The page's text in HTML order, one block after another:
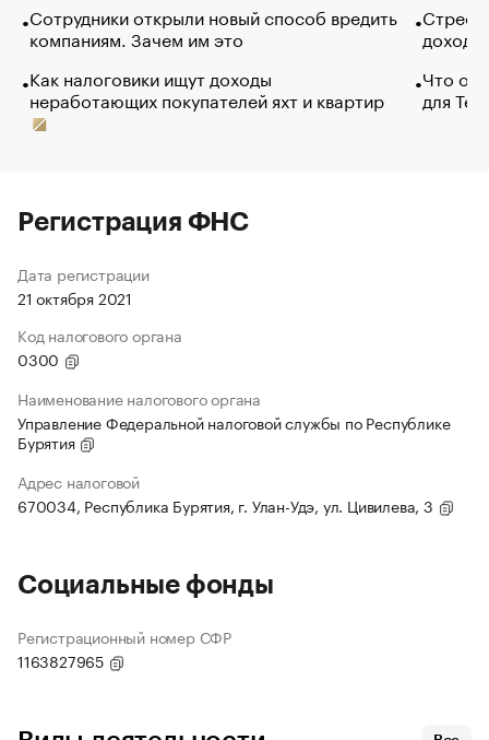
Сотрудники открыли новый способ вредить
компаниям. Зачем им это
Как налоговики ищут доходы
неработающих покупателей яхт и квартир
Что
для
Регистрация ФНС
Дата регистрации
21 октября 2021
Код налогового органа
0300
Наименование налогового органа
Управление Федеральной налоговой службы по Республике
Бурятия
Адрес налоговой
670034, Республика Бурятия, г. Улан-Удэ, ул. Цивилева, 3
Социальные фонды
Регистрационный номер СФР
1163827965